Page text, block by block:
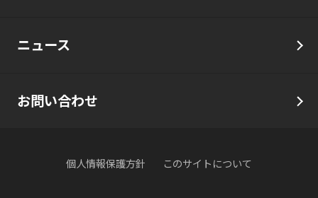
ニュース
お問い合わせ
個人情報保護方針 このサイトについて